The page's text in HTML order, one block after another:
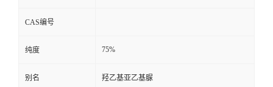
CAS编号
纯度 75%
别名 羟乙基亚乙基脲